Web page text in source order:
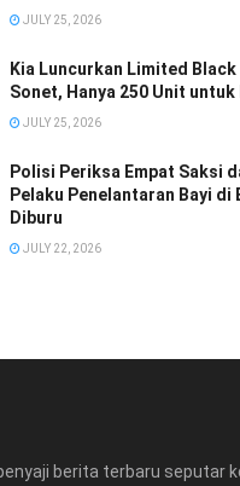
JULY 25, 2026
Kia Luncurkan Limited
Sonet, Hanya 250 Unit
JULY 25, 2026
Polisi Periksa Empat Saksi
Pelaku Penelantaran Bayi di
Diburu
JULY 22, 2026
berita terbaru seputar